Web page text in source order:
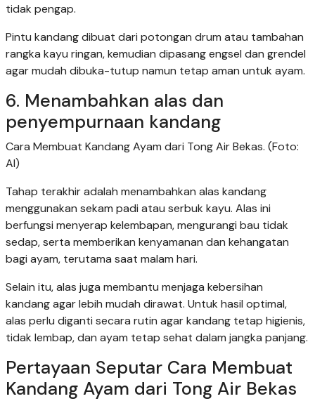
tidak pengap.
Pintu kandang dibuat dari potongan drum atau tambahan
rangka kayu ringan, kemudian dipasang engsel dan grendel
agar mudah dibuka-tutup namun tetap aman untuk ayam.
6. Menambahkan alas dan
penyempurnaan kandang
Cara Membuat Kandang Ayam dari Tong Air Bekas. (Foto:
AI)
Tahap terakhir adalah menambahkan alas kandang
menggunakan sekam padi atau serbuk kayu. Alas ini
berfungsi menyerap kelembapan, mengurangi bau tidak
sedap, serta memberikan kenyamanan dan kehangatan
bagi ayam, terutama saat malam hari.
Selain itu, alas juga membantu menjaga kebersihan
kandang agar lebih mudah dirawat. Untuk hasil optimal,
alas perlu diganti secara rutin agar kandang tetap higienis,
tidak lembap, dan ayam tetap sehat dalam jangka panjang.
Pertayaan Seputar Cara Membuat
Kandang Ayam dari Tong Air Bekas